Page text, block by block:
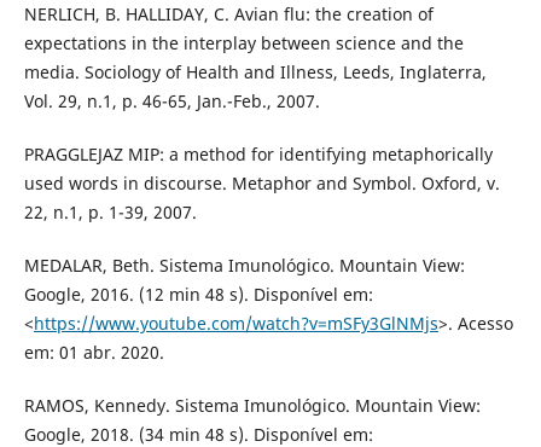
NERLICH, B. HALLIDAY, C. Avian flu: the creation of
expectations in the interplay between science and the
media. Sociology of Health and Illness, Leeds, Inglaterra,
Vol. 29, n.1, p. 46-65, Jan.-Feb., 2007.
PRAGGLEJAZ MIP: a method for identifying metaphorically
used words in discourse. Metaphor and Symbol. Oxford, v.
22, n.1, p. 1-39, 2007.
MEDALAR, Beth. Sistema Imunológico. Mountain View:
Google, 2016. (12 min 48 s). Disponível em:
<https://www.youtube.com/watch?v=mSFy3GlNMjs>. Acesso
em: 01 abr. 2020.
RAMOS, Kennedy. Sistema Imunológico. Mountain View:
Google, 2018. (34 min 48 s). Disponível em: